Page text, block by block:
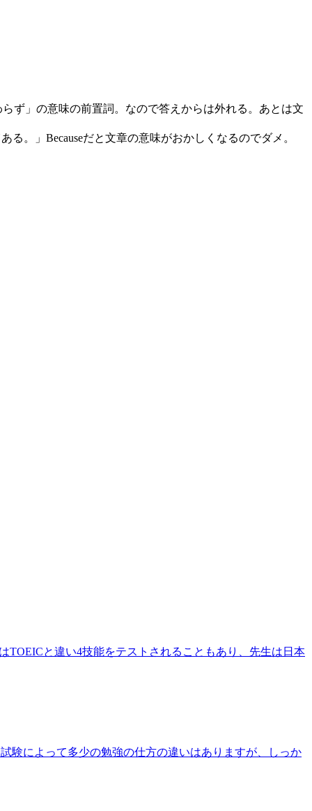
ず」の意味の前置詞。なので答えからは外れる。あとは文
。」Becauseだと文章の意味がおかしくなるのでダメ。
TOEICと違い4技能をテストされることもあり、先生は日本
験によって多少の勉強の仕方の違いはありますが、しっか